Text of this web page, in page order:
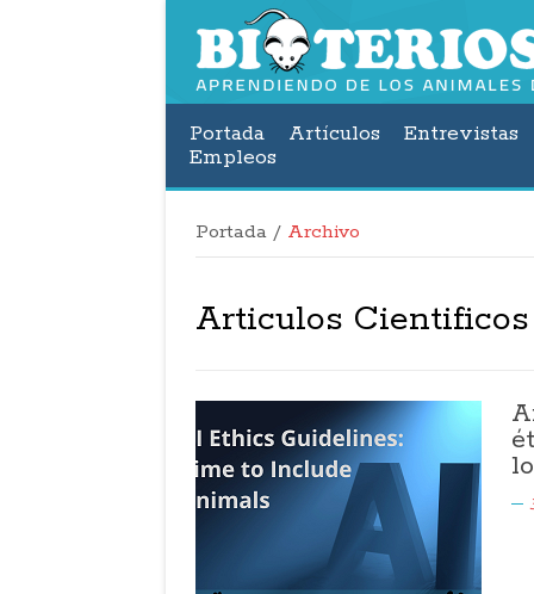
Portada Artículos
Entrevistas
Empleos
Portada / Archivo
Articulos Cientificos